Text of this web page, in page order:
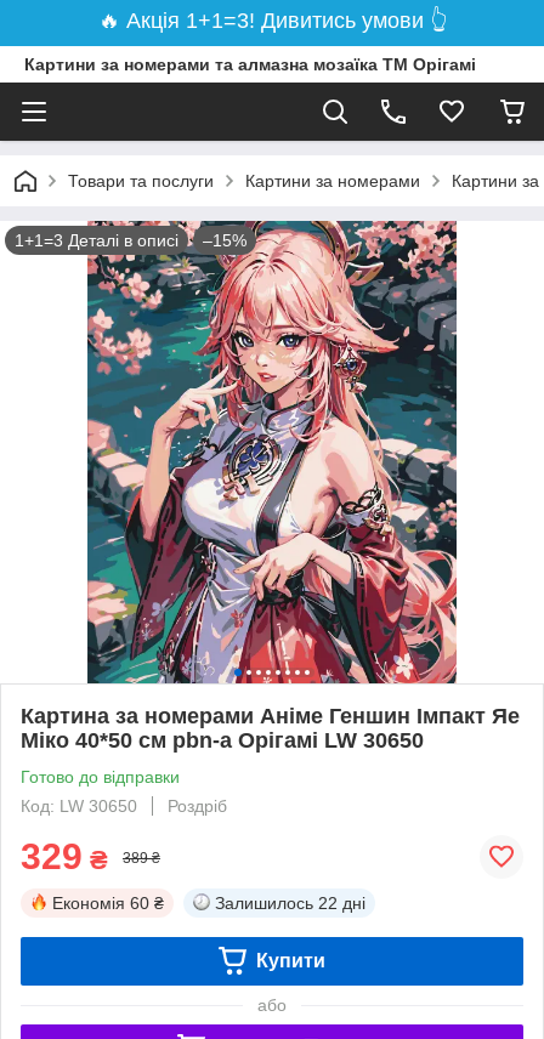
🔥 Акція 1+1=3! Дивитись умови 👆
Картини за номерами та алмазна мозаїка ТМ Орігамі
Товари та послуги Картини за номерами Картини
1+1=3 Деталі в описі –15%
Картина за номерами Аніме Геншин Імпакт Яе
Міко 40*50 см pbn-a Орігамі LW 30650
Готово до відправки
Код: LW 30650
Роздріб
329 ₴ 389 ₴
Економія 60 ₴ Залишилось 22 дні
Купити
або